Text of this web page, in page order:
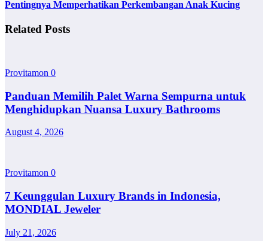
Pentingnya Memperhatikan Perkembangan Anak Kucing
Related Posts
Provitamon 0
Panduan Memilih Palet Warna Sempurna untuk
Menghidupkan Nuansa Luxury Bathrooms
August 4, 2026
Provitamon 0
7 Keunggulan Luxury Brands in Indonesia,
MONDIAL Jeweler
July 21, 2026